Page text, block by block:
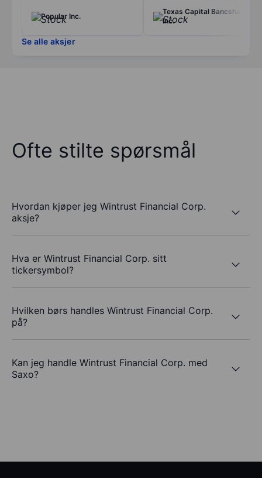
Popular Inc.
Texas Capital Bancshares
Inc.
Se alle aksjer
Ofte stilte spørsmål
Hvordan kjøper jeg Wintrust Financial Corp.
aksje?
Hva er Wintrust Financial Corp. sitt
tickersymbol?
Hvilken børs handles Wintrust Financial Corp.
på?
Kan jeg handle Wintrust Financial Corp. med
Saxo?